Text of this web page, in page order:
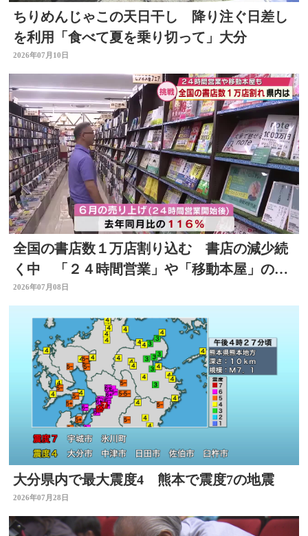
ちりめんじゃこの天日干し 降り注ぐ日差し
を利用「食べて夏を乗り切って」大分
2026年07月10日
全国の書店数１万店割り込む 書店の減少続
く中 「２４時間営業」や「移動本屋」の取
り組みも 大分
2026年07月08日
大分県内で最大震度4 熊本で震度7の地震
2026年07月28日